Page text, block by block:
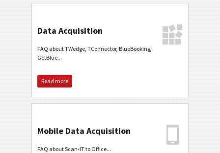
Data Acquisition
FAQ about TWedge, TConnector, BlueBooking,
GetBlue...
Read more
Mobile Data Acquisition
FAQ about Scan-IT to Office...